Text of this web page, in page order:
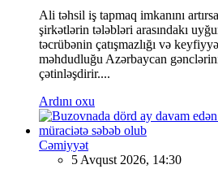
Ali təhsil iş tapmaq imkanını
şirkətlərin tələbləri arasındakı
təcrübənin çatışmazlığı və
məhdudluğu Azərbaycan
çətinləşdirir....
Ardını oxu
Cəmiyyət
5 Avqust 2026, 14:30